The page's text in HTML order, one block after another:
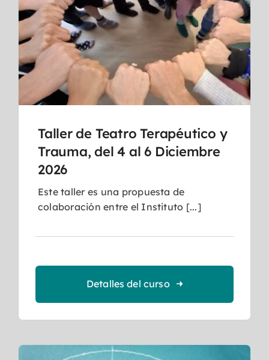
Taller de Teatro Terapéutico y
Trauma, del 4 al 6 Diciembre
2026
Este taller es una propuesta de
colaboración entre el Instituto [...]
Detalles del curso